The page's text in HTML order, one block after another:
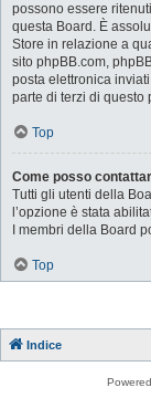
possono essere
questa Board. È
Store in relazione a
sito phpBB.com,
posta elettronica
parte di terzi di questo
Top
Come posso
Tutti gli utenti della
l’opzione è stata
I membri della Board
Top
Indice